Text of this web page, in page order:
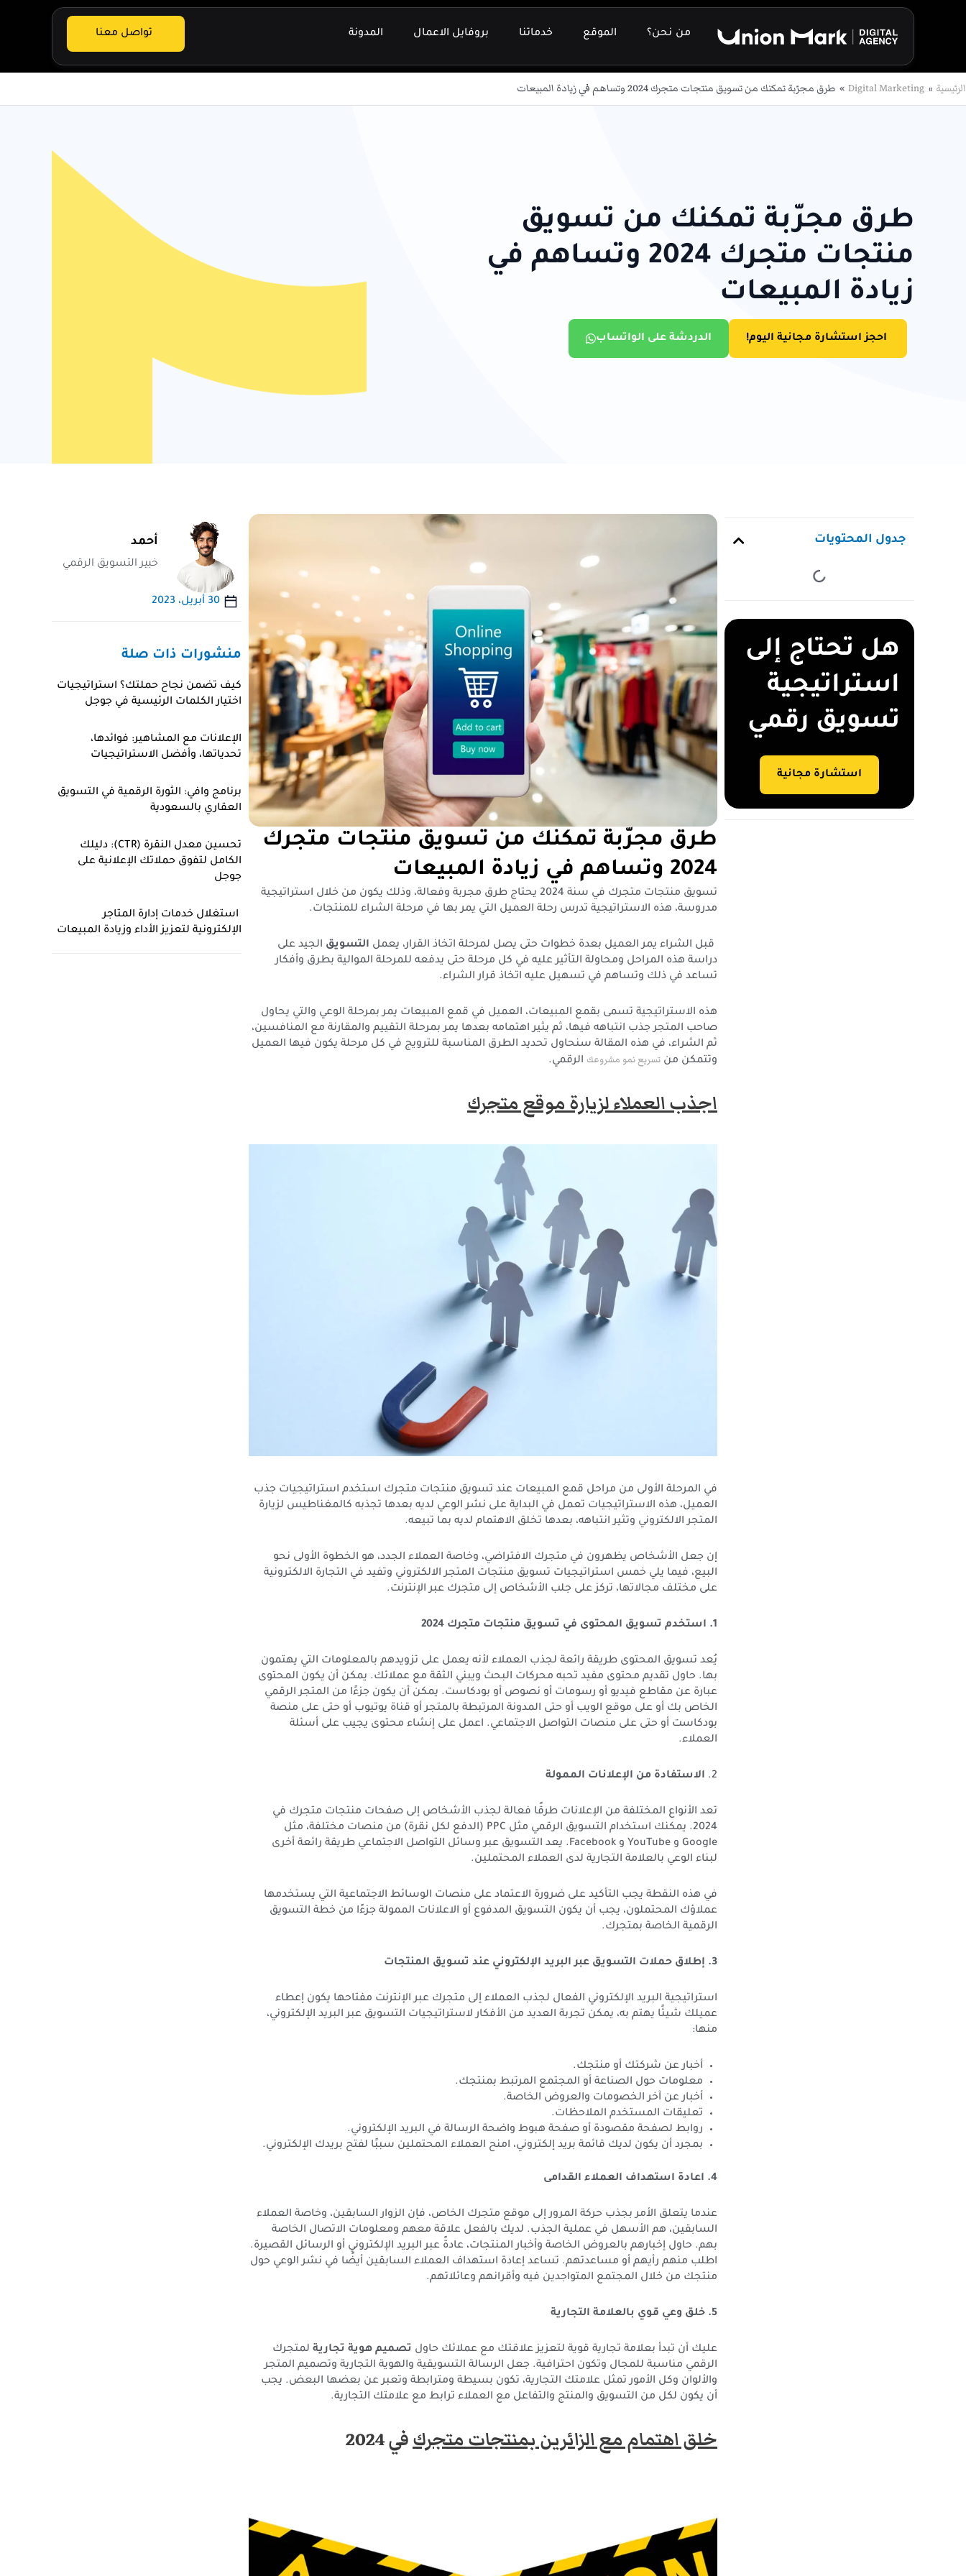
من نحن؟ الموقع خدماتنا بروفايل الاعمال المدونة تواصل معنا
الرئيسية Digital Marketing طرق مجرّبة تمكنك من تسويق منتجات متجرك 2024 وتساهم في زيادة المبيعات
طرق مجرّبة تمكنك من تسويق
منتجات متجرك 2024 وتساهم في
زيادة المبيعات
احجز استشارة مجانية اليوم! الدردشة على الواتساب
جدول المحتويات
هل تحتاج إلى
استراتيجية
تسويق رقمي
استشارة مجانية
طرق مجرّبة تمكنك من تسويق منتجات متجرك
2024 وتساهم في زيادة المبيعات
تسويق منتجات متجرك في سنة 2024 يحتاج طرق مجربة وفعالة، وذلك يكون من خلال استراتيجية
مدروسة، هذه الاستراتيجية تدرس رحلة العميل التي يمر بها في مرحلة الشراء للمنتجات.
قبل الشراء يمر العميل بعدة خطوات حتى يصل لمرحلة اتخاذ القرار، يعمل التسويق الجيد على
دراسة هذه المراحل ومحاولة التأثير عليه في كل مرحلة حتى يدفعه للمرحلة الموالية بطرق وأفكار
تساعد في ذلك وتساهم في تسهيل عليه اتخاذ قرار الشراء.
هذه الاستراتيجية تسمى بقمع المبيعات، العميل في قمع المبيعات يمر بمرحلة الوعي والتي يحاول
صاحب المتجر جذب انتباهه فيها، ثم يثير اهتمامه بعدها يمر بمرحلة التقييم والمقارنة مع المنافسين،
ثم الشراء، في هذه المقالة سنحاول تحديد الطرق المناسبة للترويج في كل مرحلة يكون فيها العميل
وتتمكن من تسريع نمو مشروعك الرقمي.
اجذب العملاء لزيارة موقع متجرك
في المرحلة الأولى من مراحل قمع المبيعات عند تسويق منتجات متجرك استخدم استراتيجيات جذب
العميل، هذه الاستراتيجيات تعمل في البداية على نشر الوعي لديه بعدها تجذبه كالمغناطيس لزيارة
المتجر الالكتروني وتثير انتباهه، بعدها تخلق الاهتمام لديه بما تبيعه.
إن جعل الأشخاص يظهرون في متجرك الافتراضي، وخاصة العملاء الجدد، هو الخطوة الأولى نحو
البيع، فيما يلي خمس استراتيجيات تسويق منتجات المتجر الالكتروني وتفيد في التجارة الالكترونية
على مختلف مجالاتها، تركز على جلب الأشخاص إلى متجرك عبر الإنترنت.
1. استخدم تسويق المحتوى في تسويق منتجات متجرك 2024
يُعد تسويق المحتوى طريقة رائعة لجذب العملاء لأنه يعمل على تزويدهم بالمعلومات التي يهتمون
بها. حاول تقديم محتوى مفيد تحبه محركات البحث ويبني الثقة مع عملائك. يمكن أن يكون المحتوى
عبارة عن مقاطع فيديو أو رسومات أو نصوص أو بودكاست. يمكن أن يكون جزءًا من المتجر الرقمي
الخاص بك أو على موقع الويب أو حتى المدونة المرتبطة بالمتجر أو قناة يوتيوب أو حتى على منصة
بودكاست أو حتى على منصات التواصل الاجتماعي. اعمل على إنشاء محتوى يجيب على أسئلة
العملاء.
2. الاستفادة من الإعلانات الممولة
تعد الأنواع المختلفة من الإعلانات طرقًا فعالة لجذب الأشخاص إلى صفحات منتجات متجرك في
2024. يمكنك استخدام التسويق الرقمي مثل PPC (الدفع لكل نقرة) من منصات مختلفة، مثل
Google و YouTube و Facebook. يعد التسويق عبر وسائل التواصل الاجتماعي طريقة رائعة أخرى
لبناء الوعي بالعلامة التجارية لدى العملاء المحتملين.
في هذه النقطة يجب التأكيد على ضرورة الاعتماد على منصات الوسائط الاجتماعية التي يستخدمها
عملاؤك المحتملون، يجب أن يكون التسويق المدفوع أو الاعلانات الممولة جزءًا من خطة التسويق
الرقمية الخاصة بمتجرك.
3. إطلاق حملات التسويق عبر البريد الإلكتروني عند تسويق المنتجات
استراتيجية البريد الإلكتروني الفعال لجذب العملاء إلى متجرك عبر الإنترنت مفتاحها يكون إعطاء
عميلك شيئًا يهتم به، يمكن تجربة العديد من الأفكار لاستراتيجيات التسويق عبر البريد الإلكتروني،
منها:
أخبار عن شركتك أو منتجك.
معلومات حول الصناعة أو المجتمع المرتبط بمنتجك.
أخبار عن آخر الخصومات والعروض الخاصة.
تعليقات المستخدم الملاحظات.
روابط لصفحة مقصودة أو صفحة هبوط واضحة الرسالة في البريد الإلكتروني.
بمجرد أن يكون لديك قائمة بريد إلكتروني، امنح العملاء المحتملين سببًا لفتح بريدك الإلكتروني.
4. اعادة استهداف العملاء القدامى
عندما يتعلق الأمر بجذب حركة المرور إلى موقع متجرك الخاص، فإن الزوار السابقين، وخاصة العملاء
السابقين، هم الأسهل في عملية الجذب. لديك بالفعل علاقة معهم ومعلومات الاتصال الخاصة
بهم. حاول إخبارهم بالعروض الخاصة وأخبار المنتجات، عادةً عبر البريد الإلكتروني أو الرسائل القصيرة.
اطلب منهم رأيهم أو مساعدتهم. تساعد إعادة استهداف العملاء السابقين أيضًا في نشر الوعي حول
منتجك من خلال المجتمع المتواجدين فيه وأقرانهم وعائلاتهم.
5. خلق وعي قوي بالعلامة التجارية
عليك أن تبدأ بعلامة تجارية قوية لتعزيز علاقتك مع عملائك حاول تصميم هوية تجارية لمتجرك
الرقمي مناسبة للمجال وتكون احترافية. جعل الرسالة التسويقية والهوية التجارية وتصميم المتجر
والألوان وكل الأمور تمثل علامتك التجارية، تكون بسيطة ومترابطة وتعبر عن بعضها البعض. يجب
أن يكون لكل من التسويق والمنتج والتفاعل مع العملاء ترابط مع علامتك التجارية.
خلق اهتمام مع الزائرين بمنتجات متجركفي 2024
أحمد
خبير التسويق الرقمي
30 أبريل، 2023
منشورات ذات صلة
كيف تضمن نجاح حملتك؟ استراتيجيات
اختيار الكلمات الرئيسية في جوجل
الإعلانات مع المشاهير: فوائدها،
تحدياتها، وأفضل الاستراتيجيات
برنامج وافي: الثورة الرقمية في التسويق
العقاري بالسعودية
تحسين معدل النقرة (CTR): دليلك
الكامل لتفوق حملاتك الإعلانية على
جوجل
استغلال خدمات إدارة المتاجر
الإلكترونية لتعزيز الأداء وزيادة المبيعات